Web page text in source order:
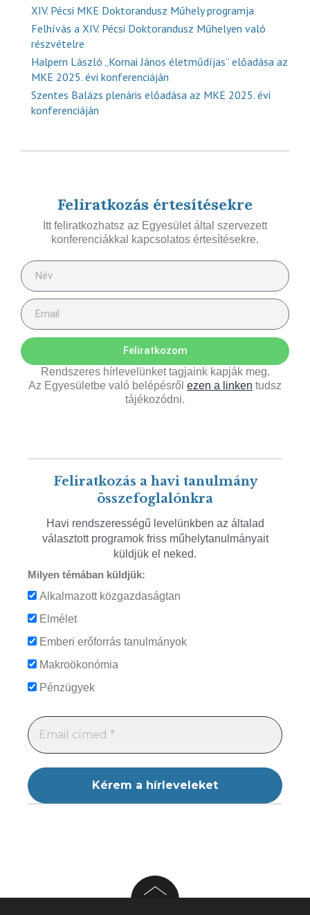
XIV. Pécsi MKE Doktorandusz Műhely programja
Felhívás a XIV. Pécsi Doktorandusz Műhelyen való
részvételre
Halpern László „Kornai János életműdíjas” előadása az
MKE 2025. évi konferenciáján
Szentes Balázs plenáris előadása az MKE 2025. évi
konferenciáján
Feliratkozás értesítésekre
Itt feliratkozhatsz az Egyesület által szervezett
konferenciákkal kapcsolatos értesítésekre.
Feliratkozom
Rendszeres hírlevelünket tagjaink kapják meg.
Az Egyesületbe való belépésről ezen a linken tudsz
tájékozódni.
Feliratkozás a havi tanulmány
összefoglalónkra
Havi rendszerességű levelünkben az általad
választott programok friss műhelytanulmányait
küldjük el neked.
Milyen témában küldjük:
Alkalmazott közgazdaságtan
Elmélet
Emberi erőforrás tanulmányok
Makroökonómia
Pénzügyek